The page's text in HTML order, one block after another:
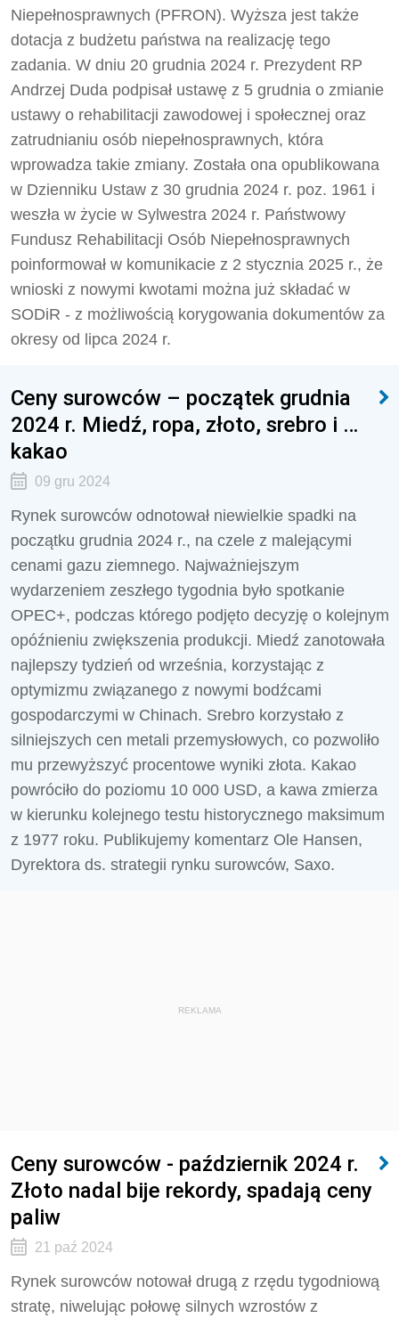
Niepełnosprawnych (PFRON). Wyższa jest także
dotacja z budżetu państwa na realizację tego
zadania. W dniu 20 grudnia 2024 r. Prezydent RP
Andrzej Duda podpisał ustawę z 5 grudnia o zmianie
ustawy o rehabilitacji zawodowej i społecznej oraz
zatrudnianiu osób niepełnosprawnych, która
wprowadza takie zmiany. Została ona opublikowana
w Dzienniku Ustaw z 30 grudnia 2024 r. poz. 1961 i
weszła w życie w Sylwestra 2024 r. Państwowy
Fundusz Rehabilitacji Osób Niepełnosprawnych
poinformował w komunikacie z 2 stycznia 2025 r., że
wnioski z nowymi kwotami można już składać w
SODiR - z możliwością korygowania dokumentów za
okresy od lipca 2024 r.
Ceny surowców – początek grudnia
2024 r. Miedź, ropa, złoto, srebro i …
kakao
09 gru 2024
Rynek surowców odnotował niewielkie spadki na
początku grudnia 2024 r., na czele z malejącymi
cenami gazu ziemnego. Najważniejszym
wydarzeniem zeszłego tygodnia było spotkanie
OPEC+, podczas którego podjęto decyzję o kolejnym
opóźnieniu zwiększenia produkcji. Miedź zanotowała
najlepszy tydzień od września, korzystając z
optymizmu związanego z nowymi bodźcami
gospodarczymi w Chinach. Srebro korzystało z
silniejszych cen metali przemysłowych, co pozwoliło
mu przewyższyć procentowe wyniki złota. Kakao
powróciło do poziomu 10 000 USD, a kawa zmierza
w kierunku kolejnego testu historycznego maksimum
z 1977 roku. Publikujemy komentarz Ole Hansen,
Dyrektora ds. strategii rynku surowców, Saxo.
REKLAMA
Ceny surowców - październik 2024 r.
Złoto nadal bije rekordy, spadają ceny
paliw
21 paź 2024
Rynek surowców notował drugą z rzędu tygodniową
stratę, niwelując połowę silnych wzrostów z